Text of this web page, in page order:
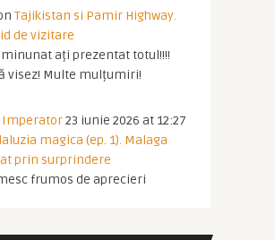
Tajikistan si Pamir Highway.
de vizitare
minunat ați prezentat totul!!!!
visez! Multe mulțumiri!
Imperator23 iunie 2026 at 12:27
magica (ep. 1). Malaga
prin surprindere
frumos de aprecieri